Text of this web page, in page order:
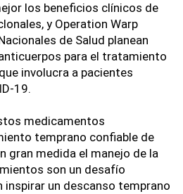
los beneficios clínicos de
y Operation Warp
de Salud planean
para el tratamiento
involucra a pacientes
19.
medicamentos
temprano confiable de
gran medida el manejo de la
son un desafío
inspirar un descanso temprano